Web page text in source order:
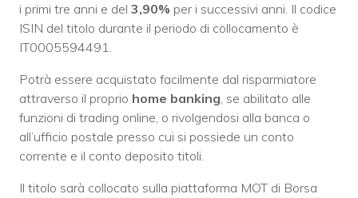
i primi tre anni e del 3,90% per i successivi anni. Il codice
ISIN del titolo durante il periodo di collocamento è
IT0005594491.
Potrà essere acquistato facilmente dal risparmiatore
attraverso il proprio home banking, se abilitato alle
funzioni di trading online, o rivolgendosi alla banca o
all’ufficio postale presso cui si possiede un conto
corrente e il conto deposito titoli.
Il titolo sarà collocato sulla piattaforma MOT di Borsa